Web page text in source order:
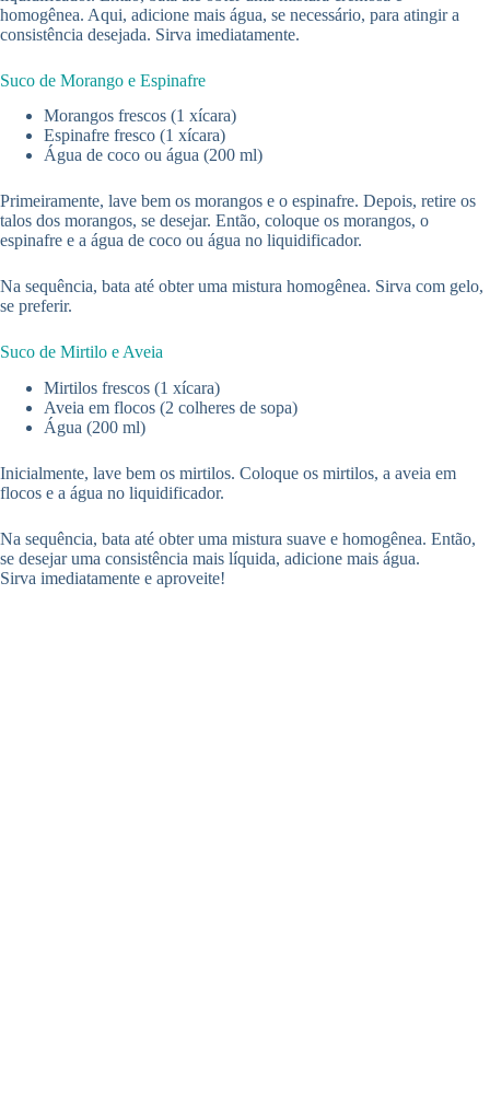
homogênea. Aqui, adicione mais água, se necessário, para atingir a
consistência desejada. Sirva imediatamente.
Suco de Morango e Espinafre
Morangos frescos (1 xícara)
Espinafre fresco (1 xícara)
Água de coco ou água (200 ml)
Primeiramente, lave bem os morangos e o espinafre. Depois, retire os
talos dos morangos, se desejar. Então, coloque os morangos, o
espinafre e a água de coco ou água no liquidificador.
Na sequência, bata até obter uma mistura homogênea. Sirva com gelo,
se preferir.
Suco de Mirtilo e Aveia
Mirtilos frescos (1 xícara)
Aveia em flocos (2 colheres de sopa)
Água (200 ml)
Inicialmente, lave bem os mirtilos. Coloque os mirtilos, a aveia em
flocos e a água no liquidificador.
Na sequência, bata até obter uma mistura suave e homogênea. Então,
se desejar uma consistência mais líquida, adicione mais água.
Sirva imediatamente e aproveite!